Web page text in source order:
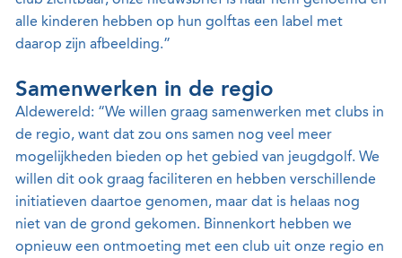
alle kinderen hebben op hun golftas een label met
daarop zijn afbeelding.”
Samenwerken in de regio
Aldewereld: “We willen graag samenwerken met clubs in
de regio, want dat zou ons samen nog veel meer
mogelijkheden bieden op het gebied van jeugdgolf. We
willen dit ook graag faciliteren en hebben verschillende
initiatieven daartoe genomen, maar dat is helaas nog
niet van de grond gekomen. Binnenkort hebben we
opnieuw een ontmoeting met een club uit onze regio en